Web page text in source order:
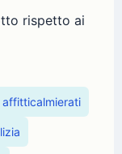
rispetto ai
affitticalmierati